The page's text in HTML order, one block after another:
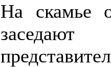
На скамье
заседают